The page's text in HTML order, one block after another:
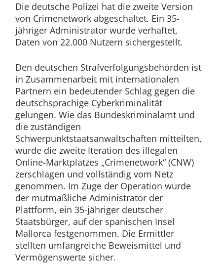
Die deutsche Polizei hat die zweite Version
von Crimenetwork abgeschaltet. Ein 35-
jähriger Administrator wurde verhaftet,
Daten von 22.000 Nutzern sichergestellt.
Den deutschen Strafverfolgungsbehörden ist
in Zusammenarbeit mit internationalen
Partnern ein bedeutender Schlag gegen die
deutschsprachige Cyberkriminalität
gelungen. Wie das Bundeskriminalamt und
die zuständigen
Schwerpunktstaatsanwaltschaften mitteilten,
wurde die zweite Iteration des illegalen
Online-Marktplatzes „Crimenetwork“ (CNW)
zerschlagen und vollständig vom Netz
genommen. Im Zuge der Operation wurde
der mutmaßliche Administrator der
Plattform, ein 35-jähriger deutscher
Staatsbürger, auf der spanischen Insel
Mallorca festgenommen. Die Ermittler
stellten umfangreiche Beweismittel und
Vermögenswerte sicher.